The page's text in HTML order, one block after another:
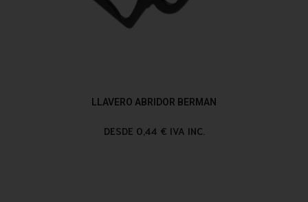
LLAVERO ABRIDOR BERMAN
DESDE 0,44 € IVA INC.